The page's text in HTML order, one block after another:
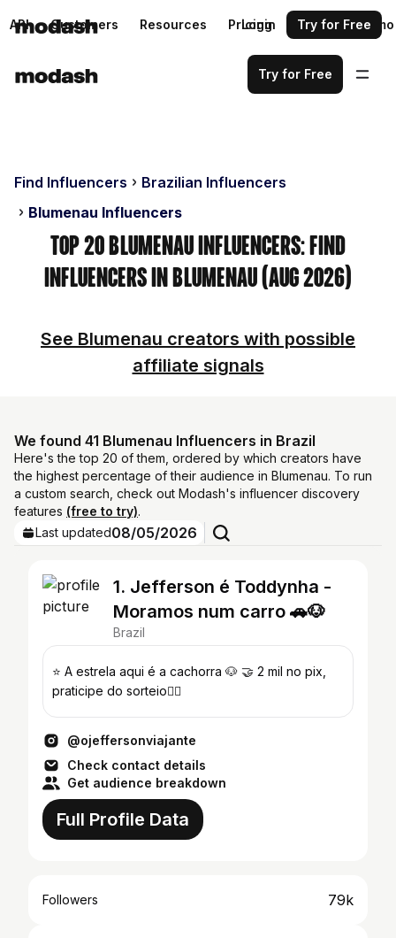
API Customers Resources Pricing Request a demo
Login Try for Free
Try for Free
Find Influencers
Brazilian Influencers
Blumenau Influencers
Top 20 Blumenau Influencers: Find
Influencers in Blumenau (Aug 2026)
See Blumenau creators with possible
affiliate signals
We found 41 Blumenau Influencers in Brazil
Here's the top 20 of them, ordered by which creators have
the highest percentage of their audience in Blumenau. To run
a custom search, check out Modash's influencer discovery
features (free to try).
Last updated08/05/2026
1. Jefferson é Toddynha -
Moramos num carro 🚗🐶
Brazil
⭐️ A estrela aqui é a cachorra 🐶 🤝 2 mil no pix,
praticipe do sorteio👇🏽
@ojeffersonviajante
Check contact details
Get audience breakdown
Full Profile Data
Followers 79k